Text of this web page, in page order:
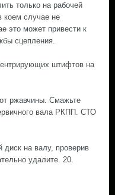
только на рабочей
коем случае не
это может привести к
сцепления.
штифтов на
ржавчины. Смажьте
вала РКПП. СТО
диск на валу, проверив
удалите. 20.